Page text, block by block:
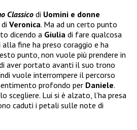
Classico di Uomini e donne
Veronica. Ma ad un certo punto
dicendo a Giulia di fare qualcosa
fine ha preso coraggio e ha
punto, non vuole più prendere in
aver portato avanti il suo trono
vuole interrompere il percorso
profondo per Daniele.
scegliere. Lui si è alzato, l’ha presa
caduti i petali sulle note di